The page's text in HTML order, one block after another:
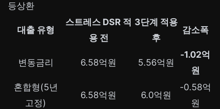
등상환
대출 유형
스트레스 DSR 적
용 전
3단계 적용
후
감소폭
변동금리 6.58억원 5.56억원
-1.02억
원
혼합형(5년
고정)
6.58억원 6.0억원
-0.58억
원